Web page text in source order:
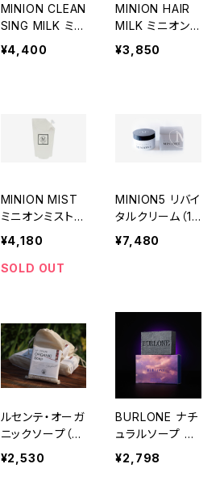
MINION CLEAN
SING MILK ミニ
オンクレンジン
グミルク（180m
¥4,400
MINION HAIR
MILK ミニオン
ヘアミルク（100
ml）
¥3,850
MINION MIST
ミニオンミスト詰
替え用（350ml）
【化粧水】
¥4,180
SOLD OUT
MINION5 リバイ
タルクリーム（15
0g）
¥7,480
ルセンテ・オーガ
ニックソープ（8
0g）
¥2,530
BURLONE ナチ
ュラルソープ ス
ペースブラック
＜フローラルの
¥2,798